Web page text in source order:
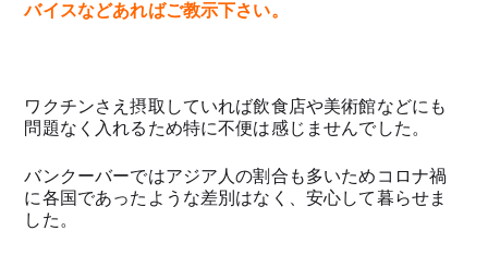
バイスなどあればご教示下さい。
ワクチンさえ摂取していれば飲食店や美術館などにも
問題なく入れるため特に不便は感じませんでした。
バンクーバーではアジア人の割合も多いためコロナ禍
に各国であったような差別はなく、安心して暮らせま
した。